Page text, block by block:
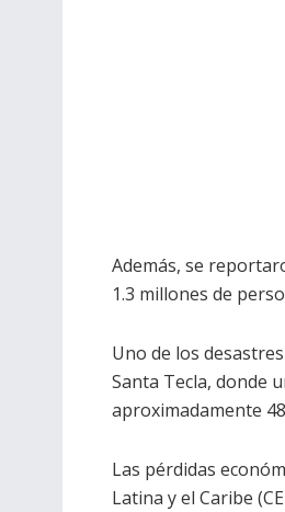
Además, se
1.3 millones de
Uno de los
Santa Tecla, donde
aproximadamente
Las pérdidas
Latina y el Caribe